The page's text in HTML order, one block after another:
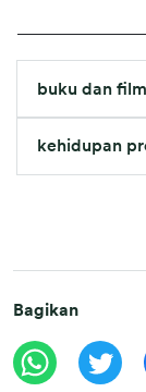
buku dan film
kehidupan
Bagikan